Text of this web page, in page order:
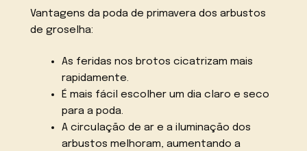
Vantagens da poda de primavera dos arbustos
de groselha:
As feridas nos brotos cicatrizam mais
rapidamente.
É mais fácil escolher um dia claro e seco
para a poda.
A circulação de ar e a iluminação dos
arbustos melhoram, aumentando a